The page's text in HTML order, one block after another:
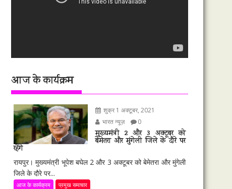
आज के कार्यक्रम
शुक्र 1 अक्टूबर, 2021
भारत न्यूज़
0
मुख्यमंत्री 2 और 3 अक्टूबर को
बेमेतरा और मुंगेली जिले के दौरे पर
रहेंगे
रायपुर। मुख्यमंत्री भूपेश बघेल 2 और 3 अक्टूबर को बेमेतरा और मुंगेली
जिले के दौरे पर...
आज के कार्यक्रम प्रमुख समाचार